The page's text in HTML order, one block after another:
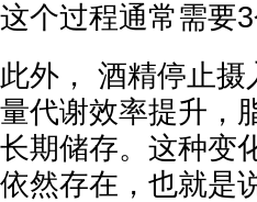
这个过程通常需要3
此外， 酒精停止
量代谢效率提升，
长期储存。这种变
依然存在，也就是